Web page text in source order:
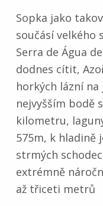
Sopka jako
součásí velkého
Serra de Água
dodnes cítit,
horkých lázní
nejvyšším bodě
kilometru,
575m, k hladině
strmých
extrémně
až třiceti metrů